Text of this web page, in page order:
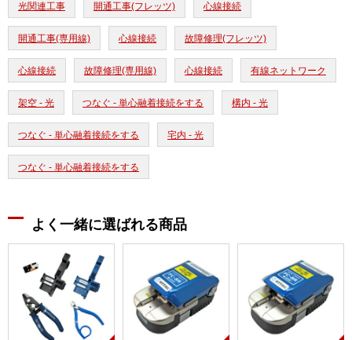
光関連工事 開通工事(フレッツ) 心線接続
開通工事(専用線) 心線接続 故障修理(フレッツ)
心線接続 故障修理(専用線) 心線接続 有線ネットワーク
架空 - 光 つなぐ - 単心融着接続をする 構内 - 光
つなぐ - 単心融着接続をする 宅内 - 光
つなぐ - 単心融着接続をする
よく一緒に選ばれる商品